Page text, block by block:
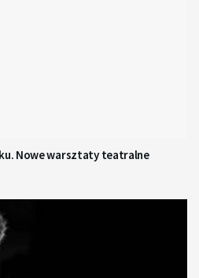
Nowe warsztaty teatralne